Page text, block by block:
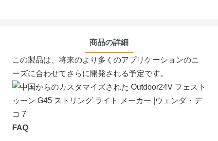
商品の詳細
この製品は、将来のより多くのアプリケーションのニ
ーズに合わせてさらに開発される予定です。
FAQ